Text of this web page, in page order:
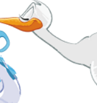
čuda, ukusna je
i zdrava